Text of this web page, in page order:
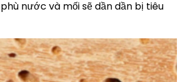
nước và mối sẽ dần dần bị tiêu